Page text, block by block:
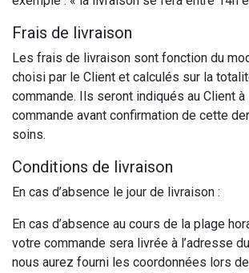
Frais de livraison
Les frais de livraison sont fonction du
choisi par le Client et calculés sur la
commande. Ils seront indiqués au Client à
commande avant confirmation de cette
soins.
Conditions de livraison
En cas d’absence le jour de livraison :
En cas d’absence au cours de la plage
votre commande sera livrée à l’adresse
nous aurez fourni les coordonnées lors